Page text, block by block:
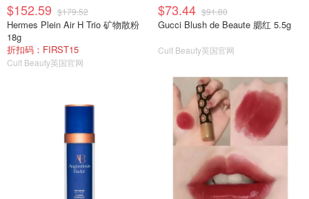
$152.59 $179.52
Hermes Plein Air H Trio 矿物散粉
18g
折扣码：FIRST15
Cult Beauty英国官网
$73.44 $91.80
Gucci Blush de Beaute 腮红 5.5g
Cult Beauty英国官网